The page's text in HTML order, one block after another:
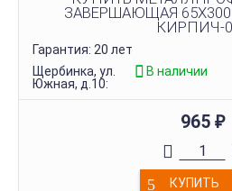
ЗАВЕРШАЮЩАЯ 65Х3000
КИРПИЧ-
Гарантия: 20 лет
Щербинка, ул.
Южная, д.10:
В наличии
965 ₽
КУПИТЬ